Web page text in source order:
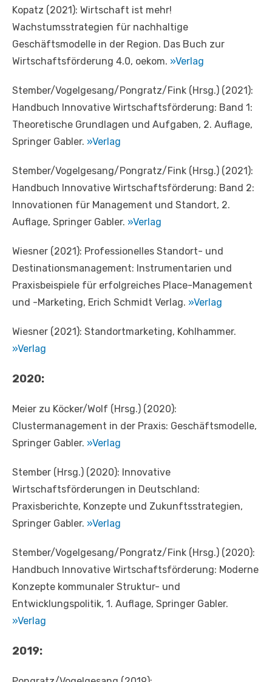
Kopatz (2021): Wirtschaft ist mehr!
Wachstumsstrategien für nachhaltige
Geschäftsmodelle in der Region. Das Buch zur
Wirtschaftsförderung 4.0, oekom. »Verlag
Stember/Vogelgesang/Pongratz/Fink (Hrsg.) (2021):
Handbuch Innovative Wirtschaftsförderung: Band 1:
Theoretische Grundlagen und Aufgaben, 2. Auflage,
Springer Gabler. »Verlag
Stember/Vogelgesang/Pongratz/Fink (Hrsg.) (2021):
Handbuch Innovative Wirtschaftsförderung: Band 2:
Innovationen für Management und Standort, 2.
Auflage, Springer Gabler. »Verlag
Wiesner (2021): Professionelles Standort- und
Destinationsmanagement: Instrumentarien und
Praxisbeispiele für erfolgreiches Place-Management
und -Marketing, ‎Erich Schmidt Verlag. »Verlag
Wiesner (2021): Standortmarketing, Kohlhammer.
»Verlag
2020:
Meier zu Köcker/Wolf (Hrsg.) (2020):
Clustermanagement in der Praxis: Geschäftsmodelle,
Springer Gabler. »Verlag
Stember (Hrsg.) (2020): Innovative
Wirtschaftsförderungen in Deutschland:
Praxisberichte, Konzepte und Zukunftsstrategien,
Springer Gabler. »Verlag
Stember/Vogelgesang/Pongratz/Fink (Hrsg.) (2020):
Handbuch Innovative Wirtschaftsförderung: Moderne
Konzepte kommunaler Struktur- und
Entwicklungspolitik, 1. Auflage, Springer Gabler.
»Verlag
2019: